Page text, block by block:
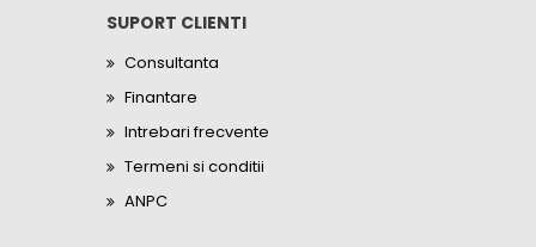
SUPORT CLIENTI
Consultanta
Finantare
Intrebari frecvente
Termeni si conditii
ANPC